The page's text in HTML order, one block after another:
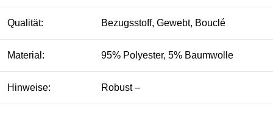
Qualität: Bezugsstoff, Gewebt, Bouclé
Material: 95% Polyester, 5% Baumwolle
Hinweise: Robust –